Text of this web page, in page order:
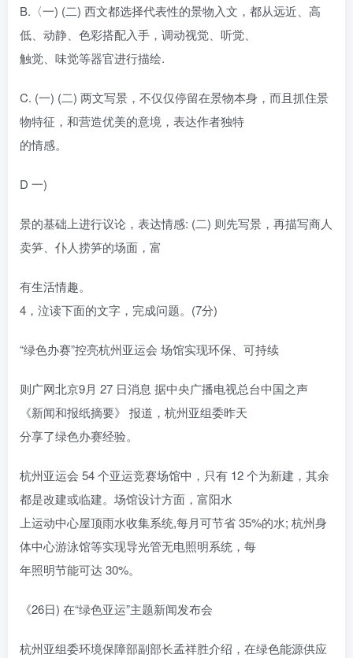
B.〈一) (二) 西文都选择代表性的景物入文，都从远近、高
低、动静、色彩搭配入手，调动视觉、听觉、
触觉、味觉等器官进行描绘.
C. (一) (二) 两文写景，不仅仅停留在景物本身，而且抓住景
物特征，和营造优美的意境，表达作者独特
的情感。
D 一)
景的基础上进行议论，表达情感: (二) 则先写景，再描写商人
卖笋、仆人捞笋的场面，富
有生活情趣。
4，泣读下面的文字，完成问题。(7分)
“绿色办赛”控亮杭州亚运会 场馆实现环保、可持续
则广网北京9月 27 日消息 据中央广播电视总台中国之声
《新闻和报纸摘要》 报道，杭州亚组委昨天
分享了绿色办赛经验。
杭州亚运会 54 个亚运竞赛场馆中，只有 12 个为新建，其余
都是改建或临建。场馆设计方面，富阳水
上运动中心屋顶雨水收集系统,每月可节省 35%的水; 杭州身
体中心游泳馆等实现导光管无电照明系统，每
年照明节能可达 30%。
《26日) 在“绿色亚运”主题新闻发布会
杭州亚组委环境保障部副部长孟祥胜介绍，在绿色能源供应